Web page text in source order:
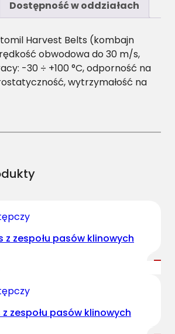
Dostępność w oddziałach
Harvest Belts (kombajn
obwodowa do 30 m/s,
-30 ÷ +100 °C, odporność na
wytrzymałość na
z zespołu pasów klinowych
z zespołu pasów klinowych